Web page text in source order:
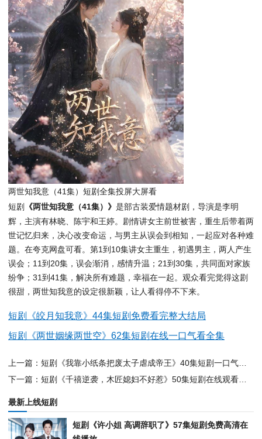
两世知我意（41集）短剧全集投屏大屏看
短剧
《两世知我意（41集）》 是部古装爱情题材剧，导演是李明
辉，主演有林晓、陈宇和王婷。剧情讲女主前世被害，重生后带着两
世记忆归来，决心改变命运，与男主从误会到相知，一起应对各种难
题。在夸克网盘可看。第1到10集讲女主重生，初遇男主，两人产生
误会；11到20集，误会渐消，感情升温；21到30集，共同面对家族
纷争；31到41集，解决所有难题，幸福在一起。观众看完觉得这剧
很甜，两世知我意的设定很新颖，让人看得停不下来。
短剧《皎月知我意》44集短剧免费看完整大结局
短剧《两世姻缘两世空》62集短剧在线一口气看全集
最新上线短剧
短剧《许小姐 高调辞职了》57集短剧免费高清在